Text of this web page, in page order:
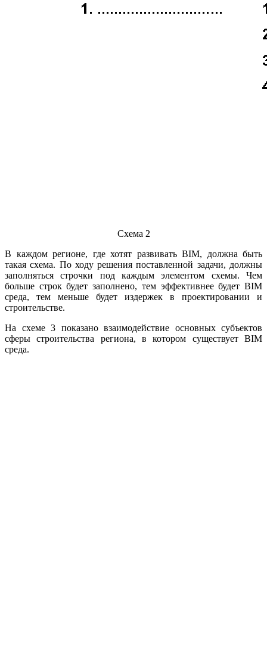
Схема 2
В каждом регионе, где хотят развивать BIM, должна быть
такая схема. По ходу решения поставленной задачи, должны
заполняться строчки под каждым элементом схемы. Чем
больше строк будет заполнено, тем эффективнее будет BIM
среда, тем меньше будет издержек в проектировании и
строительстве.
На схеме 3 показано взаимодействие основных субъектов
сферы строительства региона, в котором существует BIM
среда.